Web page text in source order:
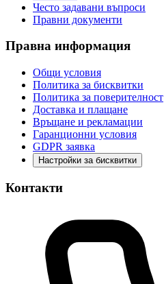
Често задавани въпроси
Правни документи
Правна информация
Общи условия
Политика за бисквитки
Политика за поверителност
Доставка и плащане
Връщане и рекламации
Гаранционни условия
GDPR заявка
Настройки за бисквитки
Контакти